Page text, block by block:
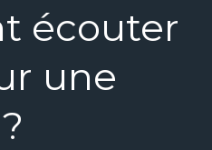
écouter
une